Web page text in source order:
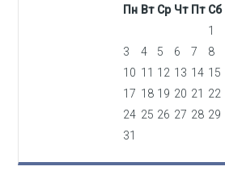
Пн Вт Ср Чт Пт Сб
1
3
4 5 6 7 8
10 11 12 13 14 15
17 18 19 20 21 22
24 25 26 27 28 29
31